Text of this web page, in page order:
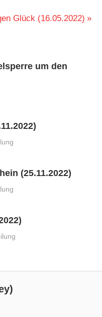
Glück (16.05.2022)
um den
(25.11.2022)